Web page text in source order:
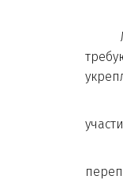
15